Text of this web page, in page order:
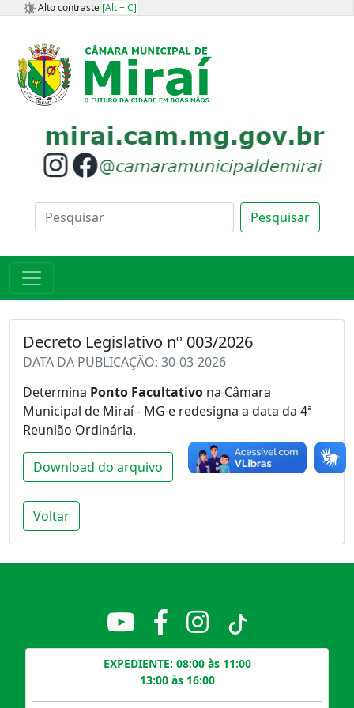
Alto contraste [Alt + C]
Pesquisar
Decreto Legislativo nº 003/2026
DATA DA PUBLICAÇÃO: 30-03-2026
Determina Ponto Facultativo na Câmara
Municipal de Miraí - MG e redesigna a data da 4ª
Reunião Ordinária.
Download do arquivo
Voltar
EXPEDIENTE: 08:00 às 11:00
13:00 às 16:00